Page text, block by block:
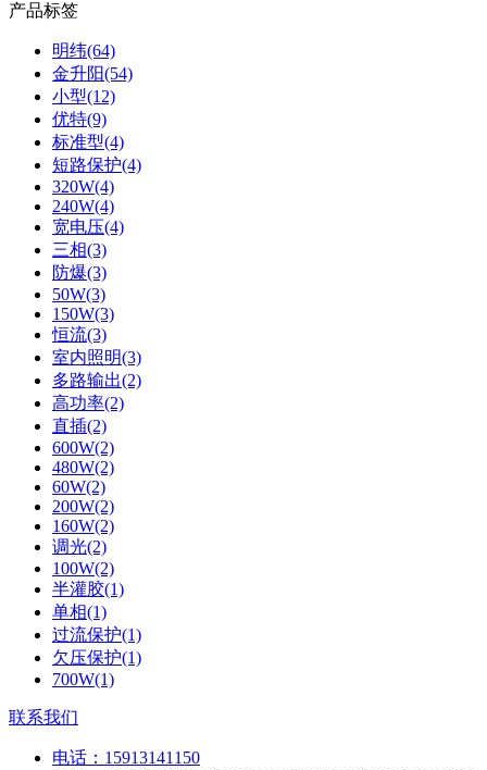
产品标签
明纬(64)
金升阳(54)
小型(12)
优特(9)
标准型(4)
短路保护(4)
320W(4)
240W(4)
宽电压(4)
三相(3)
防爆(3)
50W(3)
150W(3)
恒流(3)
室内照明(3)
多路输出(2)
高功率(2)
直插(2)
600W(2)
480W(2)
60W(2)
200W(2)
160W(2)
调光(2)
100W(2)
半灌胶(1)
单相(1)
过流保护(1)
欠压保护(1)
700W(1)
联系我们
电话： 15913141150